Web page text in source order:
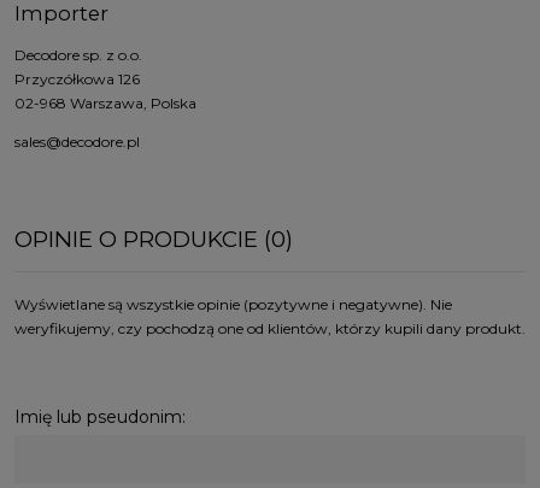
Importer
Decodore sp. z o.o.
Przyczółkowa 126
02-968 Warszawa, Polska
sales@decodore.pl
OPINIE O PRODUKCIE (0)
Wyświetlane są wszystkie opinie (pozytywne i negatywne). Nie
weryfikujemy, czy pochodzą one od klientów, którzy kupili dany produkt.
Imię lub pseudonim: